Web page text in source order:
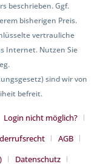
beschrieben. Ggf.
bisherigen Preis.
vertrauliche
Internet. Nutzen Sie
sind wir von
befreit.
Login nicht möglich?
AGB
Datenschutz